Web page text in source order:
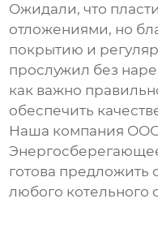
Ожидали, что
отложениями, но
покрытию и
прослужил без
как важно
обеспечить
Наша компания
готова
любого котельного